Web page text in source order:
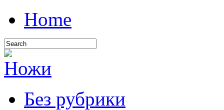
Home
Без рубрики